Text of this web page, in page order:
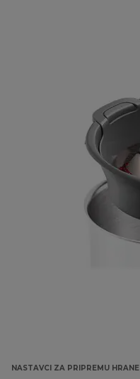
NASTAVCI ZA PRIPREMU HRANE